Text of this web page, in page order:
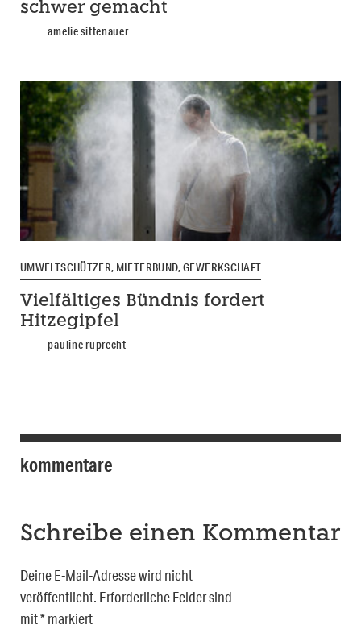
schwer gemacht
amelie sittenauer
UMWELTSCHÜTZER, MIETERBUND, GEWERKSCHAFT
Vielfältiges Bündnis fordert
Hitzegipfel
pauline ruprecht
kommentare
Schreibe einen Kommentar
Deine E-Mail-Adresse wird nicht
veröffentlicht. Erforderliche Felder sind
mit*markiert